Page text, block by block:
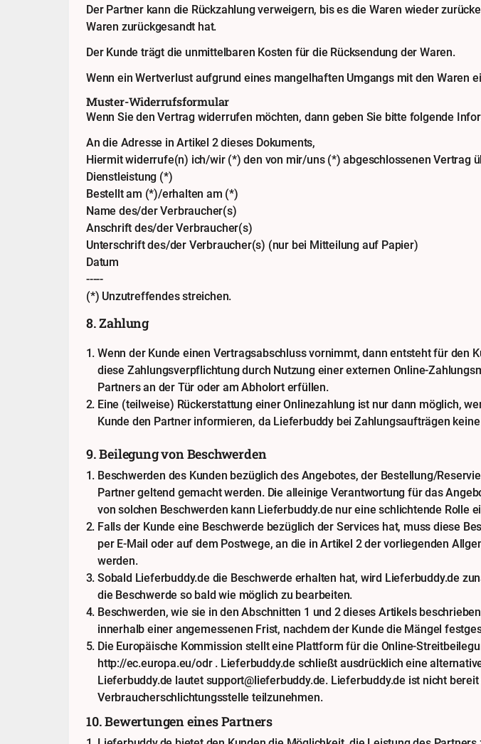
Der Partner kann die Rückzahlung verweigern, bis es die Waren wieder
Waren zurückgesandt hat.
Der Kunde trägt die unmittelbaren Kosten für die Rücksendung der Waren.
Wenn ein Wertverlust aufgrund eines mangelhaften Umgangs mit den Waren
Muster-Widerrufsformular
Wenn Sie den Vertrag widerrufen möchten, dann geben Sie bitte folgende
An die Adresse in Artikel 2 dieses Dokuments,
Hiermit widerrufe(n) ich/wir (*) den von mir/uns (*) abgeschlossenen Vertrag
Dienstleistung (*)
Bestellt am (*)/erhalten am (*)
Name des/der Verbraucher(s)
Anschrift des/der Verbraucher(s)
Unterschrift des/der Verbraucher(s) (nur bei Mitteilung auf Papier)
Datum
-----
(*) Unzutreffendes streichen.
8. Zahlung
Wenn der Kunde einen Vertragsabschluss vornimmt, dann entsteht für den
diese Zahlungsverpflichtung durch Nutzung einer externen Online-
Partners an der Tür oder am Abholort erfüllen.
Eine (teilweise) Rückerstattung einer Onlinezahlung ist nur dann möglich,
Kunde den Partner informieren, da Lieferbuddy bei Zahlungsaufträgen
9. Beilegung von Beschwerden
Beschwerden des Kunden bezüglich des Angebotes, der Bestellung/
Partner geltend gemacht werden. Die alleinige Verantwortung für das
von solchen Beschwerden kann Lieferbuddy.de nur eine schlichtende Rolle
Falls der Kunde eine Beschwerde bezüglich der Services hat, muss diese
per E-Mail oder auf dem Postwege, an die in Artikel 2 der vorliegenden
werden.
Sobald Lieferbuddy.de die Beschwerde erhalten hat, wird Lieferbuddy.de
die Beschwerde so bald wie möglich zu bearbeiten.
Beschwerden, wie sie in den Abschnitten 1 und 2 dieses Artikels
innerhalb einer angemessenen Frist, nachdem der Kunde die Mängel
Die Europäische Kommission stellt eine Plattform für die Online-
http://ec.europa.eu/odr . Lieferbuddy.de schließt ausdrücklich eine
Lieferbuddy.de lautet support@lieferbuddy.de. Lieferbuddy.de ist nicht
Verbraucherschlichtungsstelle teilzunehmen.
10. Bewertungen eines Partners